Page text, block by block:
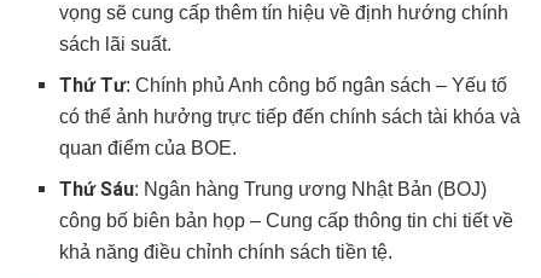
vọng sẽ cung cấp thêm tín hiệu về định hướng chính
sách lãi suất.
Thứ Tư: Chính phủ Anh công bố ngân sách – Yếu tố
có thể ảnh hưởng trực tiếp đến chính sách tài khóa và
quan điểm của BOE.
Thứ Sáu: Ngân hàng Trung ương Nhật Bản (BOJ)
công bố biên bản họp – Cung cấp thông tin chi tiết về
khả năng điều chỉnh chính sách tiền tệ.